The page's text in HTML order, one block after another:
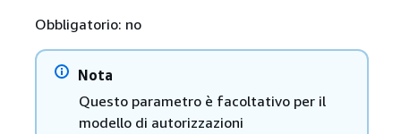
Obbligatorio: no
Nota
Questo parametro è facoltativo per il
modello di autorizzazioni